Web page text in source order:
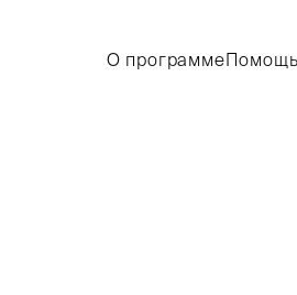
О программеПомощь